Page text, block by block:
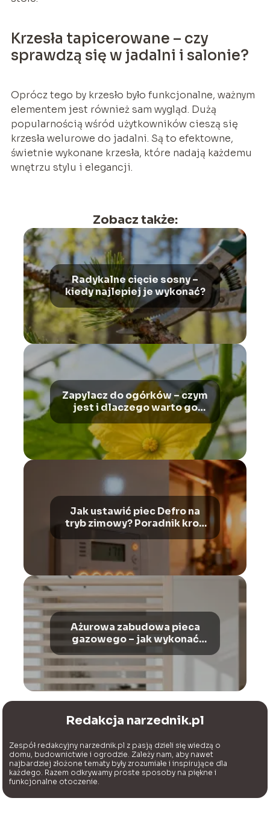
Krzesła tapicerowane – czy
sprawdzą się w jadalni i salonie?
Oprócz tego by krzesło było funkcjonalne, ważnym
elementem jest również sam wygląd. Dużą
popularnością wśród użytkowników cieszą się
krzesła welurowe do jadalni. Są to efektowne,
świetnie wykonane krzesła, które nadają każdemu
wnętrzu stylu i elegancji.
Zobacz także:
Radykalne cięcie sosny –
kiedy najlepiej je wykonać?
Zapylacz do ogórków – czym
jest i dlaczego warto go
Jak ustawić piec Defro na
tryb zimowy? Poradnik krok
Ażurowa zabudowa pieca
gazowego – jak wykonać
Redakcja narzednik.pl
Zespół redakcyjny narzednik.pl z pasją dzieli się wiedzą o
domu, budownictwie i ogrodzie. Zależy nam, aby nawet
najbardziej złożone tematy były zrozumiałe i inspirujące dla
każdego. Razem odkrywamy proste sposoby na piękne i
funkcjonalne otoczenie.